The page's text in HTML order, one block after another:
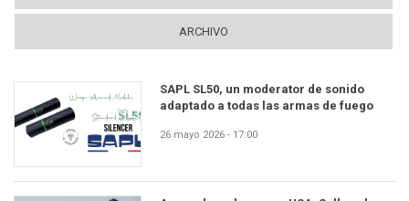
ARCHIVO
SAPL SL50, un moderator de sonido
adaptado a todas las armas de fuego
26 mayo 2026 - 17:00